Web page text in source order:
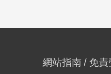
網站指南 免責